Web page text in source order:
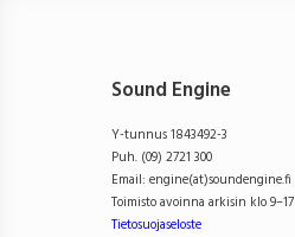
Sound Engine
Y-tunnus 1843492-3
Puh. (09) 2721 300
Email: engine(at)soundengine.fi
Toimisto avoinna arkisin klo 9–17
Tietosuojaseloste